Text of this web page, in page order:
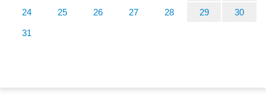
24 25 26 27 28 29 30
31